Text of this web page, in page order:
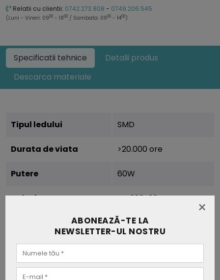
Relatii cu clientii: 0742.273.808 - 0749.206.545
(Luni - Vineri: 0900 - 1800 / Sambata: 0900 - 1400)
Specificatii tehnice
Detalii produs
Descarca materiale
Tipul ledului SMD
Durata de viata >20.000 ore
Putere 60W
Voltaj AC:220-264V
50/60Hz
Unghi fascicul (grade) 360°
Temperatura de culoare
×
ABONEAZĂ-TE LA
NEWSLETTER-UL NOSTRU